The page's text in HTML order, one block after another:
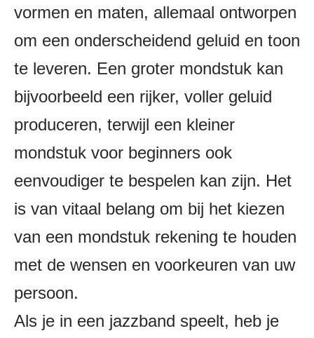
vormen en maten, allemaal ontworpen
om een ​​onderscheidend geluid en toon
te leveren. Een groter mondstuk kan
bijvoorbeeld een rijker, voller geluid
produceren, terwijl een kleiner
mondstuk voor beginners ook
eenvoudiger te bespelen kan zijn. Het
is van vitaal belang om bij het kiezen
van een mondstuk rekening te houden
met de wensen en voorkeuren van uw
persoon.
Als je in een jazzband speelt, heb je